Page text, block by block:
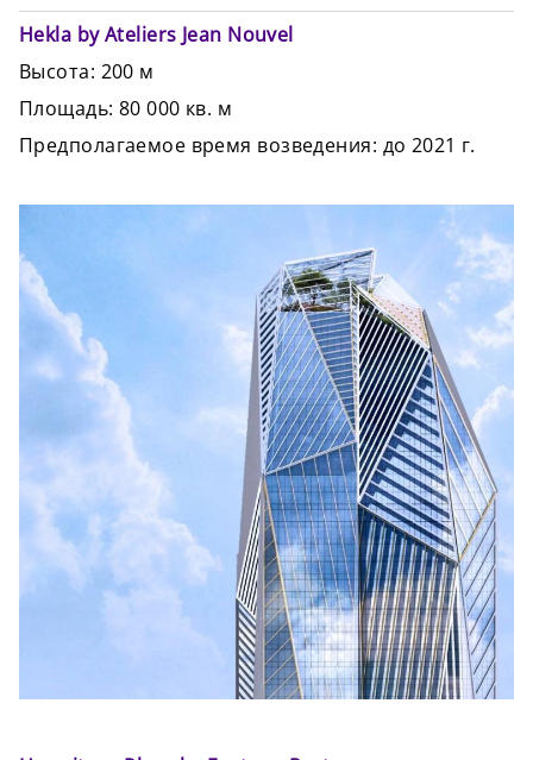
Hekla by Ateliers Jean Nouvel
Высота: 200 м
Площадь: 80 000 кв. м
Предполагаемое время возведения: до 2021 г.